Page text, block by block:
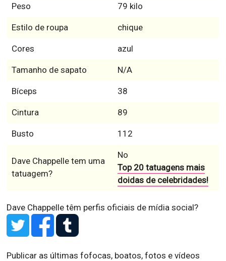
Peso 79 kilo
Estilo de roupa chique
Cores azul
Tamanho de sapato N/A
Bíceps 38
Cintura 89
Busto 112
Dave Chappelle tem uma
tatuagem?
No
Top 20 tatuagens mais
doidas de celebridades!
Dave Chappelle têm perfis oficiais de mídia social?
Publicar as últimas fofocas, boatos, fotos e vídeos